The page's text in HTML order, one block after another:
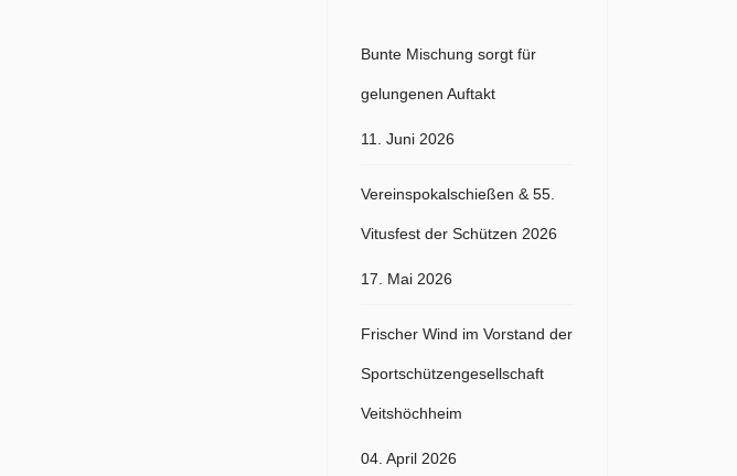
Bunte Mischung sorgt für
gelungenen Auftakt
11. Juni 2026
Vereinspokalschießen & 55.
Vitusfest der Schützen 2026
17. Mai 2026
Frischer Wind im Vorstand der
Sportschützengesellschaft
Veitshöchheim
04. April 2026